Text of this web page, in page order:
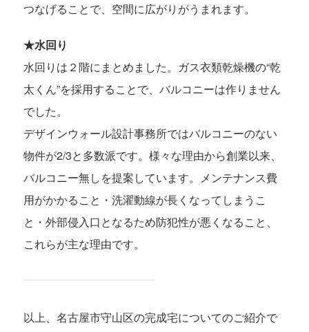
つなげることで、空間に広がりがうまれます。
★水回り
水回りは２階にまとめました。ガス衣類乾燥機の“乾
太くん”を採用することで、バルコニーは作りません
でした。
デザインウォール設計事務所ではバルコニーのない
物件が2/3と多数派です。様々な理由から創業以来、
バルコニー無しを提案しています。メンテナンス費
用がかかること・洗濯動線が長くなってしまうこ
と・外部侵入口となるため防犯性が悪くなること、
これらが主な理由です。
以上、名古屋市守山区の完成宅についてのご紹介で